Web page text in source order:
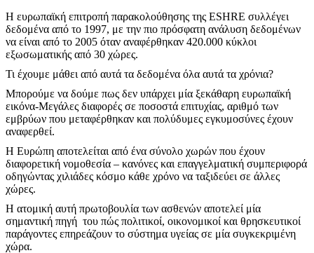
Η ευρωπαϊκή επιτροπή παρακολούθησης της ESHRE συλλέγει
δεδομένα από το 1997, με την πιο πρόσφατη ανάλυση δεδομένων
να είναι από το 2005 όταν αναφέρθηκαν 420.000 κύκλοι
εξωσωματικής από 30 χώρες.
Τι έχουμε μάθει από αυτά τα δεδομένα όλα αυτά τα χρόνια?
Μπορούμε να δούμε πως δεν υπάρχει μία ξεκάθαρη ευρωπαϊκή
εικόνα-Μεγάλες διαφορές σε ποσοστά επιτυχίας, αριθμό των
εμβρύων που μεταφέρθηκαν και πολύδυμες εγκυμοσύνες έχουν
αναφερθεί.
Η Ευρώπη αποτελείται από ένα σύνολο χωρών που έχουν
διαφορετική νομοθεσία – κανόνες και επαγγελματική συμπεριφορά
οδηγώντας χιλιάδες κόσμο κάθε χρόνο να ταξιδεύει σε άλλες
χώρες.
Η ατομική αυτή πρωτοβουλία των ασθενών αποτελεί μία
σημαντική πηγή του πώς πολιτικοί, οικονομικοί και θρησκευτικοί
παράγοντες επηρεάζουν το σύστημα υγείας σε μία συγκεκριμένη
χώρα.